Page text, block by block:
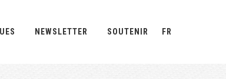
NEWSLETTER SOUTENIR FR